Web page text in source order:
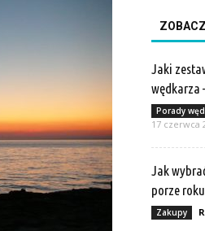
Jaki
wędkarza
Porady
17 czerwca
Jak
porze
Zakupy